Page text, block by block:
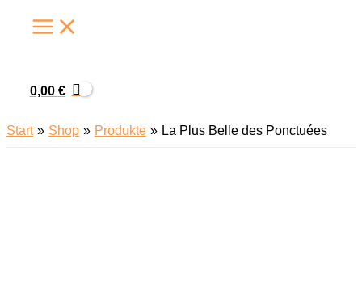
Inhalt
0,00 €
Start Shop Produkte La Plus Belle des Ponctuées